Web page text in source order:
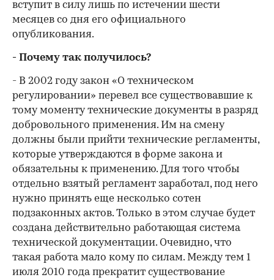
вступит в силу лишь по истечении шести
месяцев со дня его официального
опубликования.
- Почему так получилось?
- В 2002 году закон «О техническом
регулировании» перевел все существовавшие к
тому моменту технические документы в разряд
добровольного применения. Им на смену
должны были прийти технические регламенты,
которые утверждаются в форме закона и
обязательны к применению. Для того чтобы
отдельно взятый регламент заработал, под него
нужно принять еще несколько сотен
подзаконных актов. Только в этом случае будет
создана действительно работающая система
технической документации. Очевидно, что
такая работа мало кому по силам. Между тем 1
июля 2010 года прекратит существование